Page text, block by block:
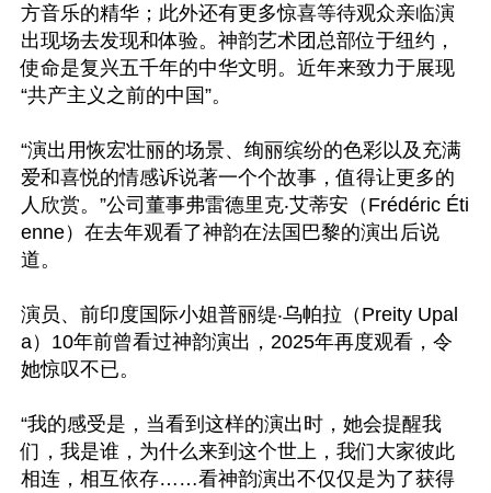
方音乐的精华；此外还有更多惊喜等待观众亲临演
出现场去发现和体验。神韵艺术团总部位于纽约，
使命是复兴五千年的中华文明。近年来致力于展现
“共产主义之前的中国”。
“演出用恢宏壮丽的场景、绚丽缤纷的色彩以及充满
爱和喜悦的情感诉说著一个个故事，值得让更多的
人欣赏。”公司董事弗雷德里克‧艾蒂安（Frédéric Éti
enne）在去年观看了神韵在法国巴黎的演出后说
道。
演员、前印度国际小姐普丽缇‧乌帕拉（Preity Upal
a）10年前曾看过神韵演出，2025年再度观看，令
她惊叹不已。
“我的感受是，当看到这样的演出时，她会提醒我
们，我是谁，为什么来到这个世上，我们大家彼此
相连，相互依存……看神韵演出不仅仅是为了获得